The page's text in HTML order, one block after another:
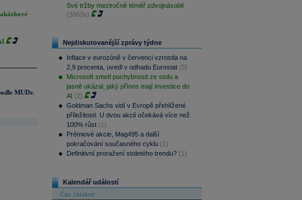
MUDr.
Své tržby meziročně téměř zdvojnásobil
(3863x)
Nejdiskutovanější zprávy týdne
Inflace v eurozóně v červenci vzrostla na
2,9 procenta, uvedl v odhadu Eurostat (5)
Microsoft smetl pochybnosti ze stolu a
jasně ukázal, jaký přínos mají investice do
AI (2)
Goldman Sachs vidí v Evropě přehlížené
příležitosti. U dvou akcií očekává více než
100% růst (1)
Prémiové akcie, Mag495 a další
pokračování současného cyklu (1)
Definitivní proražení stoletého trendu? (1)
Kalendář událostí
Čas Událost